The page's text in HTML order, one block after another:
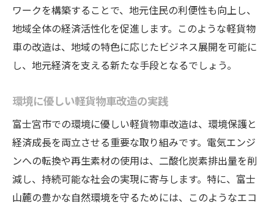
顧客満足度向上につながる改造の影響
軽貨物車改造がもたらす競争力強化
ビジネス効率を高める改造の具体例
市場ニーズに応えるための改造戦略
軽貨物車改造がもたらす経済的効果と地域活性
化
地元産業の成長を促進する改造の影響
軽貨物車改造による地域雇用創出の可能性
ワークを構築することで、地元住民の利便性も向上し、
地域全体の経済活性化を促進します。このような軽貨物
車の改造は、地域の特色に応じたビジネス展開を可能に
し、地元経済を支える新たな手段となるでしょう。
環境に優しい軽貨物車改造の実践
富士宮市での環境に優しい軽貨物車改造は、環境保護と
経済成長を両立させる重要な取り組みです。電気エンジ
ンへの転換や再生素材の使用は、二酸化炭素排出量を削
減し、持続可能な社会の実現に寄与します。特に、富士
山麓の豊かな自然環境を守るためには、このようなエコ